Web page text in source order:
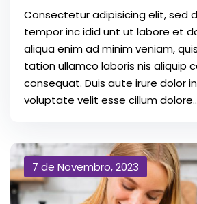
Consectetur adipisicing elit, sed
tempor inc idid unt ut labore et
aliqua enim ad minim veniam,
tation ullamco laboris nis aliquip
consequat. Duis aute irure dolor
voluptate velit esse cillum
7 de Novembro, 2023